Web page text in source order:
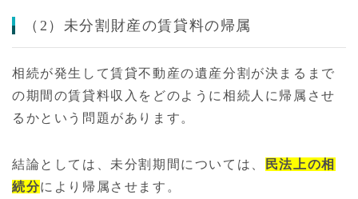
（2）未分割財産の賃貸料の帰属
相続が発生して賃貸不動産の遺産分割が決まるまで
の期間の賃貸料収入をどのように相続人に帰属させ
るかという問題があります。
結論としては、未分割期間については、
民法上の相
続分により帰属させます。